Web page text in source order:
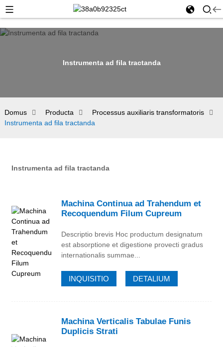
Instrumenta ad fila tractanda
Domus Producta
Processus auxiliaris transformatoris
Instrumenta ad fila tractanda
Instrumenta ad fila tractanda
Machina Continua ad Trahendum et
Recoquendum Filum Cupreum
Descriptio brevis Hoc productum designatum
est absorptione et digestione provecti gradus
internationalis summae...
INQUISITIO DETALIUM
Machina Verticalis Tabulae Funis
Duplicis Strati